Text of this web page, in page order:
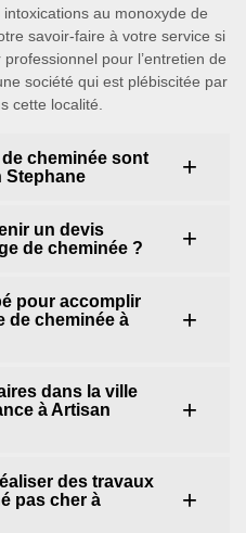
au monoxyde de
savoir-faire à votre service si
pour l’entretien de
société qui est plébiscitée par
cette localité.
cheminée sont
Stephane
un devis
de cheminée ?
pour accomplir
de cheminée à
dans la ville
à Artisan
des travaux
pas cher à